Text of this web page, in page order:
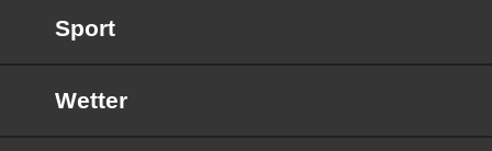
Sport
Wetter